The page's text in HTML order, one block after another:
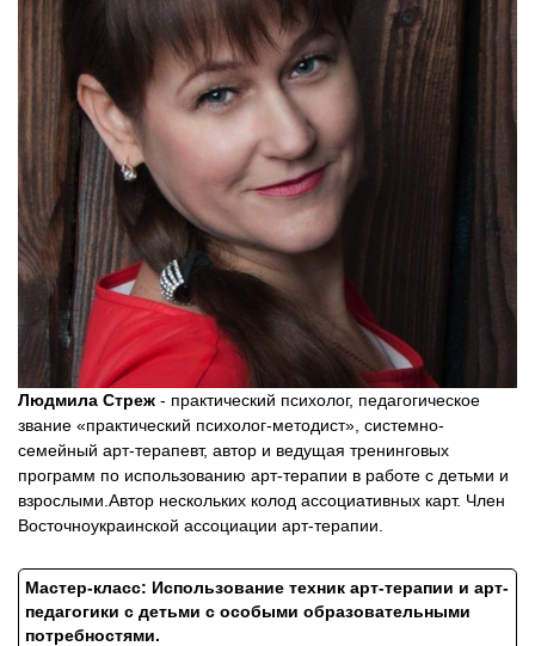
Людмила Стреж - практический психолог, педагогическое
звание «практический психолог-методист», системно-
семейный арт-терапевт, автор и ведущая тренинговых
программ по использованию арт-терапии в работе с детьми и
взрослыми.Автор нескольких колод ассоциативных карт. Член
Восточноукраинской ассоциации арт-терапии.
Мастер-класс: Использование техник арт-терапии и арт-
педагогики с детьми с особыми образовательными
потребностями.